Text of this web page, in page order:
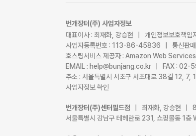
번개장터(주) 사업자정보
대표이사 : 최재화, 강승현 | 개인정보보호책임
사업자등록번호 : 113-86-45836 | 통신판
호스팅서비스 제공자 : Amazon Web
EMAIL : help@bunjang.co.kr | FAX :
주소 : 서울특별시 서초구 서초대로 38길 12, 7,
사업자정보 확인
번개장터(주)센터필드점
| 최재화, 강승현
서울특별시 강남구 테헤란로 231, 쇼핑몰동 1